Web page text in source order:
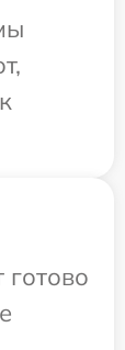
готово